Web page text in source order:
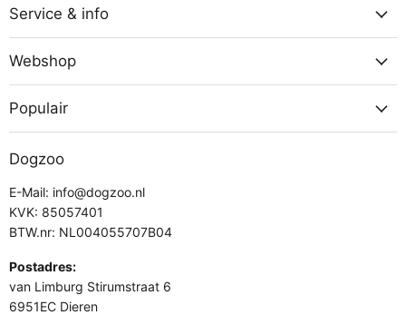
FacebookInstagram
Service & info
Webshop
Populair
Dogzoo
E-Mail: info@dogzoo.nl
KVK: 85057401
BTW.nr: NL004055707B04
Postadres:
van Limburg Stirumstraat 6
6951EC Dieren